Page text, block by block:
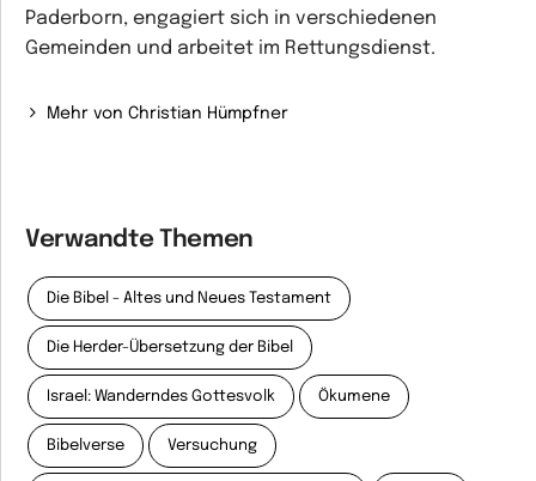
Paderborn, engagiert sich in verschiedenen
Gemeinden und arbeitet im Rettungsdienst.
Mehr von Christian Hümpfner
Verwandte Themen
Die Bibel - Altes und Neues Testament
Die Herder-Übersetzung der Bibel
Israel: Wanderndes Gottesvolk Ökumene
Bibelverse Versuchung